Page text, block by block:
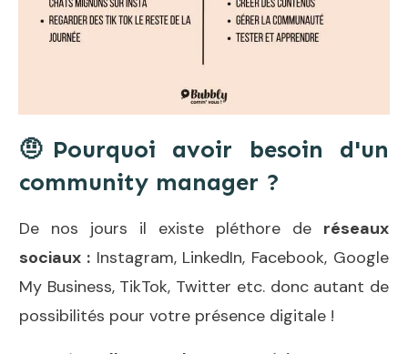
🤨 Pourquoi avoir besoin d'un
community manager ?
De nos jours il existe pléthore de réseaux
sociaux :Instagram, LinkedIn, Facebook, Google
My Business, TikTok, Twitter etc. donc autant de
possibilités pour votre présence digitale !